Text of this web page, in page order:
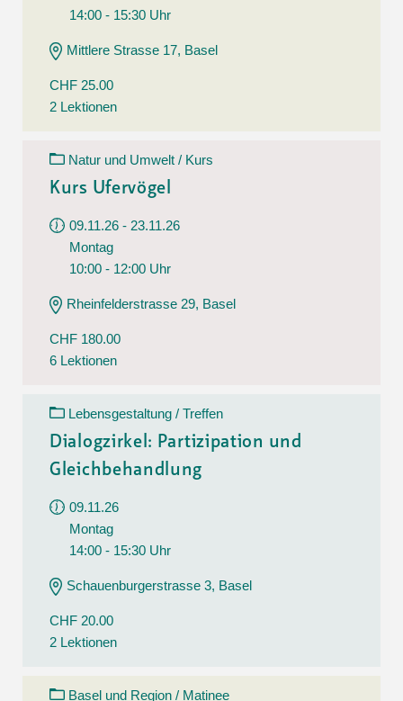
14:00 - 15:30 Uhr
Mittlere Strasse 17, Basel
CHF 25.00
2 Lektionen
Natur und Umwelt / Kurs
Kurs Ufervögel
09.11.26 - 23.11.26
Montag
10:00 - 12:00 Uhr
Rheinfelderstrasse 29, Basel
CHF 180.00
6 Lektionen
Lebensgestaltung / Treffen
Dialogzirkel: Partizipation und
Gleichbehandlung
09.11.26
Montag
14:00 - 15:30 Uhr
Schauenburgerstrasse 3, Basel
CHF 20.00
2 Lektionen
Basel und Region / Matinee